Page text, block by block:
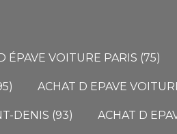
ÉPAVE VOITURE PARIS (75)
ACHAT D EPAVE
DENIS (93) ACHAT D